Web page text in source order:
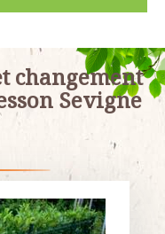
changement
Sevigne